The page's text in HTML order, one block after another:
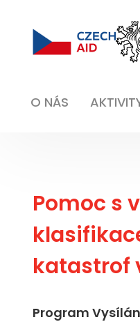
O NÁS
Pomoc s
katastrof
Program